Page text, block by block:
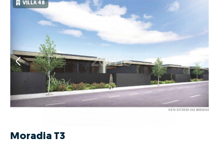
VILLA 48
Moradia T3